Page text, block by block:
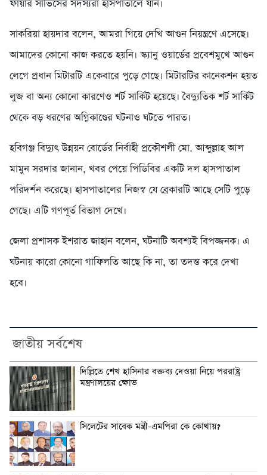
ফায়ার সার্ভিসের সদস্যরা হাসপাতালে যান।
সাকরিয়া হায়দার বলেন, আমরা গিয়ে দেখি আগুন নিয়ন্ত্রণে এসেছে।
আমাদের কোনো কাজ করতে হয়নি। স্ক্যানু ওয়ার্ডের প্রবেশমুখে আগুন
লেগে প্রধান মিটারটি একেবারে পুড়ে গেছে। মিটারটির কানেকশন হয়ত
লুজ বা অন্য কোনো কারণেও শর্ট সার্কিট হয়েছে। বৈদ্যুতিক শর্ট সার্কিট
থেকে বড় ধরণের অগ্নিকাণ্ডের ঘটনাও ঘটতে পারত।
হবিগঞ্জ বিদ্যুৎ উন্নয়ন বোর্ডের নির্বাহী প্রকৌশলী মো. আব্দুল্লাহ আল
মামুন সরদার জানান, খবর পেয়ে পিডিবির একটি দল হাসপাতাল
পরিদর্শন করেছে। হাসপাতালের নিজস্ব যে ব্রেকারটি আছে সেটি পুড়ে
গেছে। এটি গণপূর্ত বিভাগ দেখে।
জেলা প্রশাসক ইশরাত জাহান বলেন, ঘটনাটি অবশ্যই বিপজ্জনক। এ
ঘটনায় কারো কোনো গাফিলতি আছে কি না, তা তদন্ত করে দেখা
হবে।
জাতীয় সর্বশেষ
দিল্লিতে শেখ হাসিনার বক্তব্য দেওয়া নিয়ে পররাষ্ট্র
মন্ত্রণালয়ের ক্ষোভ
সিলেটের সাবেক মন্ত্রী-এমপিরা কে কোথায়?